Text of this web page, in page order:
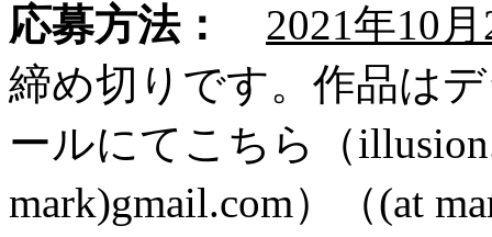
応募方法：
2021年10
締め切りです。作品は
ールにてこちら（
mark)gmail.com）（(at